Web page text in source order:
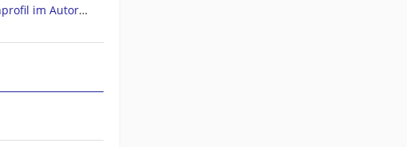
TwoNav (bug). Höhenprofil im Autorouting-Modus.